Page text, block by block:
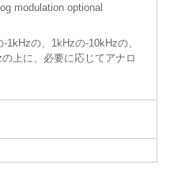
modulation optional
1kHzの、1kHzの-10kHzの、
上に、必要に応じてアナロ